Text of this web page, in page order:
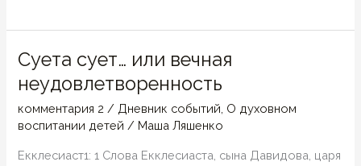
благословение
или
испытание?
Суета сует… или вечная
неудовлетворенность
комментария 2 / Дневник событий О духовном
воспитании детей / Маша Ляшенко
Екклесиаст1: 1 Слова Екклесиаста, сына Давидова, царя